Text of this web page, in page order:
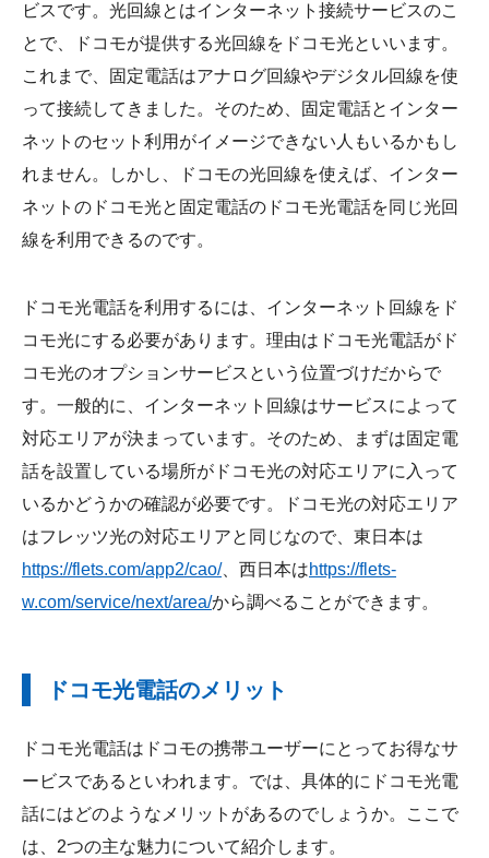
ビスです。光回線とはインターネット接続サービスのこ
とで、ドコモが提供する光回線をドコモ光といいます。
これまで、固定電話はアナログ回線やデジタル回線を使
って接続してきました。そのため、固定電話とインター
ネットのセット利用がイメージできない人もいるかもし
れません。しかし、ドコモの光回線を使えば、インター
ネットのドコモ光と固定電話のドコモ光電話を同じ光回
線を利用できるのです。
ドコモ光電話を利用するには、インターネット回線をド
コモ光にする必要があります。理由はドコモ光電話がド
コモ光のオプションサービスという位置づけだからで
す。一般的に、インターネット回線はサービスによって
対応エリアが決まっています。そのため、まずは固定電
話を設置している場所がドコモ光の対応エリアに入って
いるかどうかの確認が必要です。ドコモ光の対応エリア
はフレッツ光の対応エリアと同じなので、東日本は
https://flets.com/app2/cao/、西日本はhttps://flets-
w.com/service/next/area/から調べることができます。
ドコモ光電話のメリット
ドコモ光電話はドコモの携帯ユーザーにとってお得なサ
ービスであるといわれます。では、具体的にドコモ光電
話にはどのようなメリットがあるのでしょうか。ここで
は、2つの主な魅力について紹介します。